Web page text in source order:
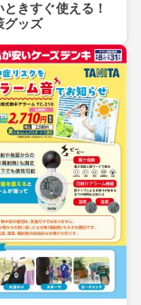
きすぐ使える！
グッズ